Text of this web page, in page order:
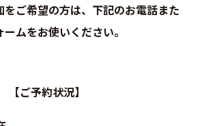
ご希望の方は、下記のお電話また
ムをお使いください。
【ご予約状況】